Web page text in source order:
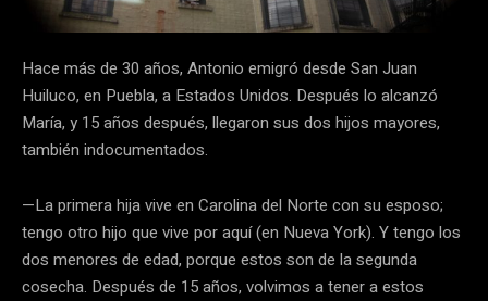
Hace más de 30 años, Antonio emigró desde San Juan
Huiluco, en Puebla, a Estados Unidos. Después lo alcanzó
María, y 15 años después, llegaron sus dos hijos mayores,
también indocumentados.
—La primera hija vive en Carolina del Norte con su esposo;
tengo otro hijo que vive por aquí (en Nueva York). Y tengo los
dos menores de edad, porque estos son de la segunda
cosecha. Después de 15 años, volvimos a tener a estos